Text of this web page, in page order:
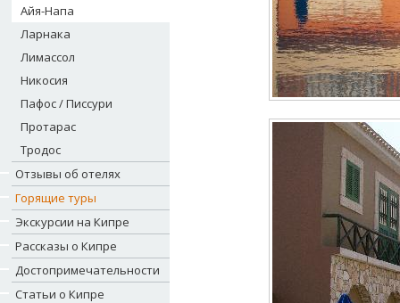
Айя-Напа
Ларнака
Лимассол
Никосия
Пафос / Писсури
Протарас
Тродос
Отзывы об отелях
Горящие туры
Экскурсии на Кипре
Рассказы о Кипре
Достопримечательности
Статьи о Кипре